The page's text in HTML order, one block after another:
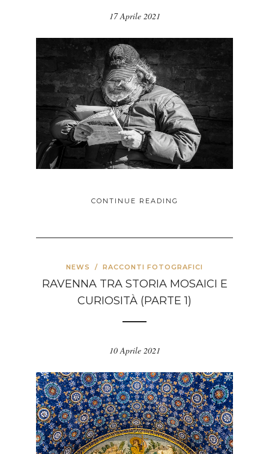
17 Aprile 2021
CONTINUE READING
NEWS / RACCONTI FOTOGRAFICI
RAVENNA TRA STORIA MOSAICI E
CURIOSITÀ (PARTE 1)
10 Aprile 2021